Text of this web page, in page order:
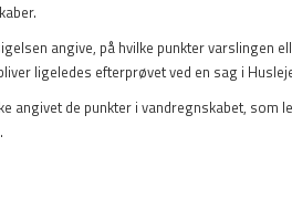
angive, på hvilke punkter varslingen
ligeledes efterprøvet ved en sag i
angivet de punkter i vandregnskabet,